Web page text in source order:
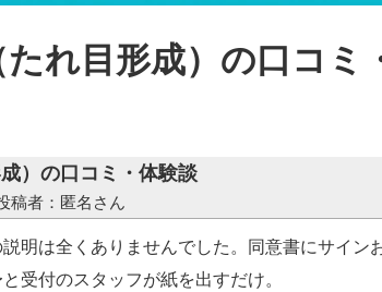
れ目形成）の口コミ
）の口コミ・体験談
稿者：匿名さん
明は全くありませんでした。同意書にサイン
受付のスタッフが紙を出すだけ。